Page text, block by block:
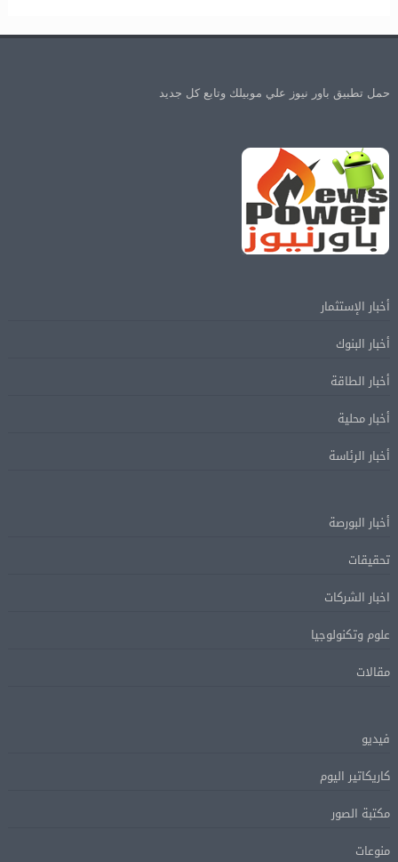
حمل تطبيق باور نيوز علي موبيلك وتابع كل جديد
أخبار الإستثمار
أخبار البنوك
أخبار الطاقة
أخبار محلية
أخبار الرئاسة
أخبار البورصة
تحقيقات
اخبار الشركات
علوم وتكنولوجيا
مقالات
فيديو
كاريكاتير اليوم
مكتبة الصور
منوعات